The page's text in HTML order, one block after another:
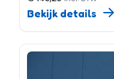
Bekijk details